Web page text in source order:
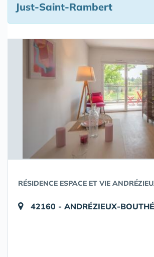
Just-Saint-Rambert
RÉSIDENCE ESPACE ET VIE
42160 - ANDRÉZIEUX-